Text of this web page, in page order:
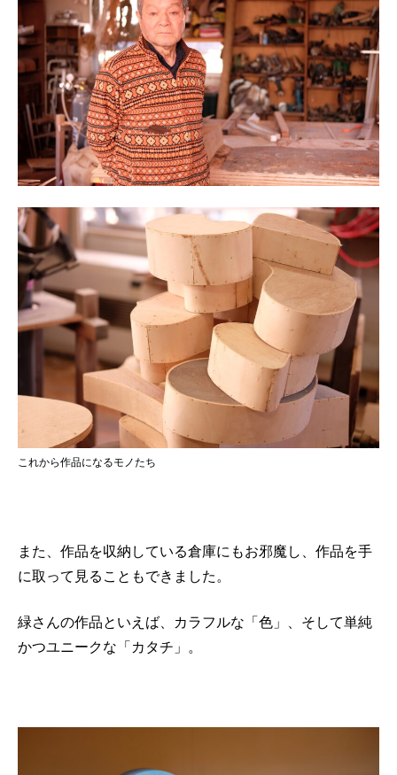
これから作品になるモノたち
また、作品を収納している倉庫にもお邪魔し、作品を手
に取って見ることもできました。
緑さんの作品といえば、カラフルな「色」、そして単純
かつユニークな「カタチ」。